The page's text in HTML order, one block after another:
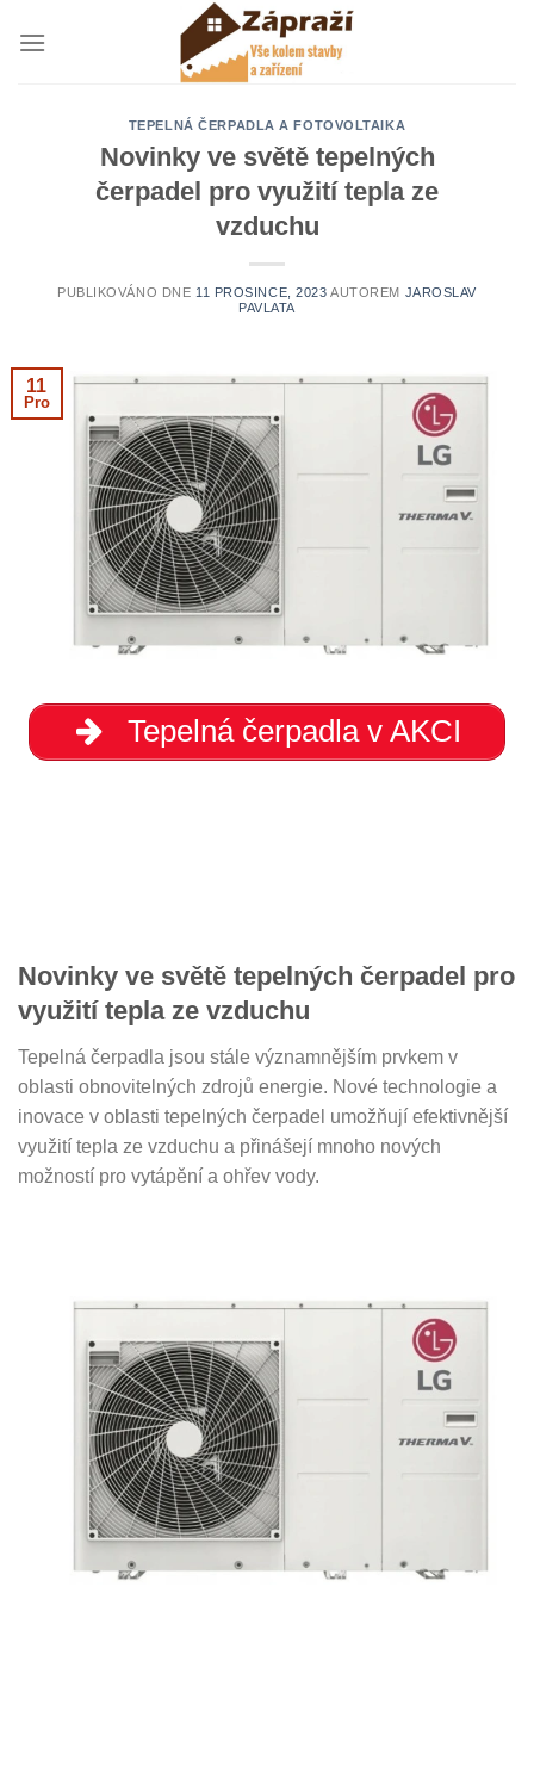
TEPELNÁ ČERPADLA A FOTOVOLTAIKA
Novinky ve světě tepelných
čerpadel pro využití tepla ze
vzduchu
PUBLIKOVÁNO DNE 11 PROSINCE, 2023 AUTOREM JAROSLAV
PAVLATA
11
Pro
Tepelná čerpadla v AKCI
Novinky ve světě tepelných čerpadel pro
využití tepla ze vzduchu
Tepelná čerpadla jsou stále významnějším prvkem v
oblasti obnovitelných zdrojů energie. Nové technologie a
inovace v oblasti tepelných čerpadel umožňují efektivnější
využití tepla ze vzduchu a přinášejí mnoho nových
možností pro vytápění a ohřev vody.